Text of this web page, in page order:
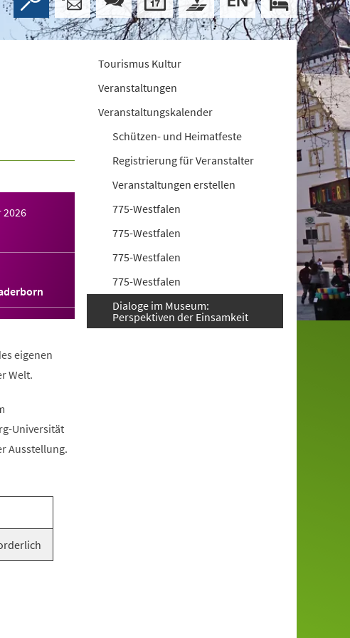
2026
eigenen
Welt.
Universität
Ausstellung.
Tourismus Kultur
Veranstaltungen
Veranstaltungskalender
Schützen- und Heimatfeste
Registrierung für Veranstalter
Veranstaltungen erstellen
775-Westfalen
775-Westfalen
775-Westfalen
775-Westfalen
Dialoge im Museum:
Perspektiven der Einsamkeit